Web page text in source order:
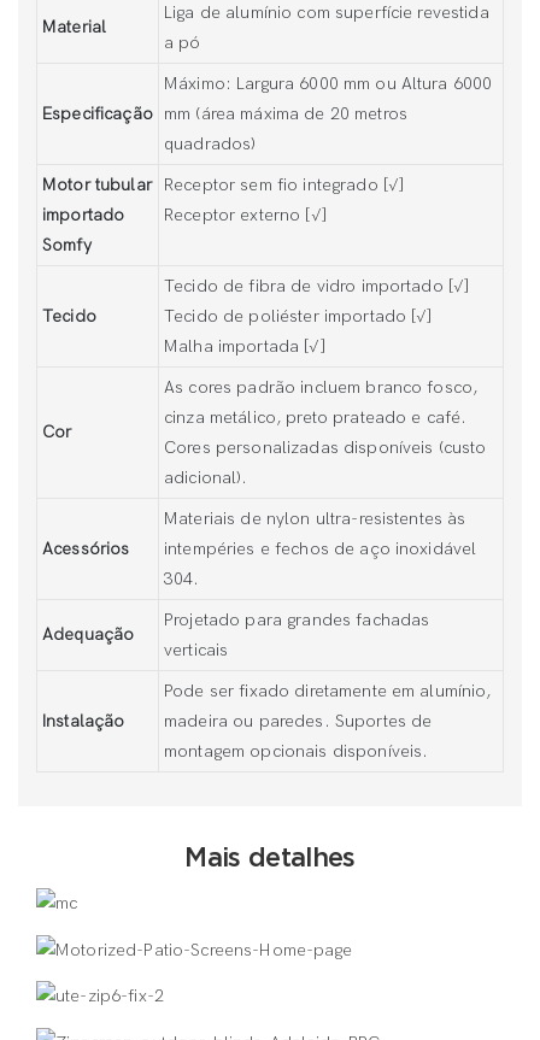
Material
Liga de alumínio com superfície revestida
a pó
Especificação
Máximo: Largura 6000 mm ou Altura 6000
mm (área máxima de 20 metros
quadrados)
Motor tubular
importado
Somfy
Receptor sem fio integrado [√]
Receptor externo [√]
Tecido
Tecido de fibra de vidro importado [√]
Tecido de poliéster importado [√]
Malha importada [√]
Cor
As cores padrão incluem branco fosco,
cinza metálico, preto prateado e café.
Cores personalizadas disponíveis (custo
adicional).
Acessórios
Materiais de nylon ultra-resistentes às
intempéries e fechos de aço inoxidável
304.
Adequação
Projetado para grandes fachadas
verticais
Instalação
Pode ser fixado diretamente em alumínio,
madeira ou paredes. Suportes de
montagem opcionais disponíveis.
Mais detalhes